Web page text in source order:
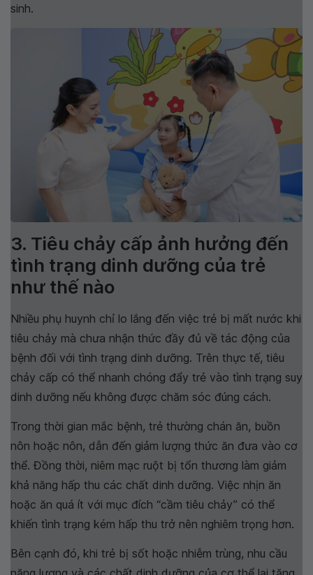
sinh.
3. Tiêu chảy cấp ảnh hưởng đến
tình trạng dinh dưỡng của trẻ
như thế nào
Nhiều phụ huynh chỉ lo lắng đến việc trẻ bị mất nước khi
tiêu chảy mà chưa nhận thức đầy đủ về tác động của
bệnh đối với tình trạng dinh dưỡng. Trên thực tế, tiêu
chảy cấp có thể nhanh chóng đẩy trẻ vào tình trạng suy
dinh dưỡng nếu không được chăm sóc đúng cách.
Trong thời gian mắc bệnh, trẻ thường chán ăn, buồn
nôn hoặc nôn, dẫn đến giảm lượng thức ăn đưa vào cơ
thể. Đồng thời, niêm mạc ruột bị tổn thương làm giảm
khả năng hấp thu các chất dinh dưỡng. Việc nhịn ăn
hoặc ăn quá ít với mục đích “cầm tiêu chảy” có thể
khiến tình trạng kém hấp thu trở nên nghiêm trọng hơn.
Bên cạnh đó, khi trẻ bị sốt hoặc nhiễm trùng, nhu cầu